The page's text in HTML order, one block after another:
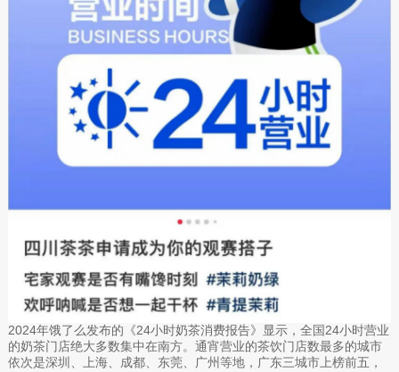
2024年饿了么发布的《24小时奶茶消费报告》显示，全国24小时营业
的奶茶门店绝大多数集中在南方。通宵营业的茶饮门店数最多的城市
依次是深圳、上海、成都、东莞、广州等地，广东三城市上榜前五，